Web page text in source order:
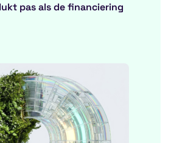
pas als de financiering